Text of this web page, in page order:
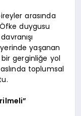
arasında
duygusu
yaşanan
gerginliğe yol
toplumsal